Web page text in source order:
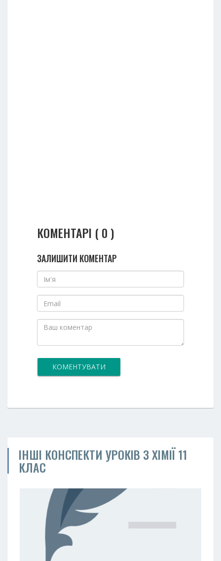
КОМЕНТАРІ ( 0 )
ЗАЛИШИТИ КОМЕНТАР
КОМЕНТУВАТИ
ІНШІ КОНСПЕКТИ УРОКІВ З ХІМІЇ 11
КЛАС